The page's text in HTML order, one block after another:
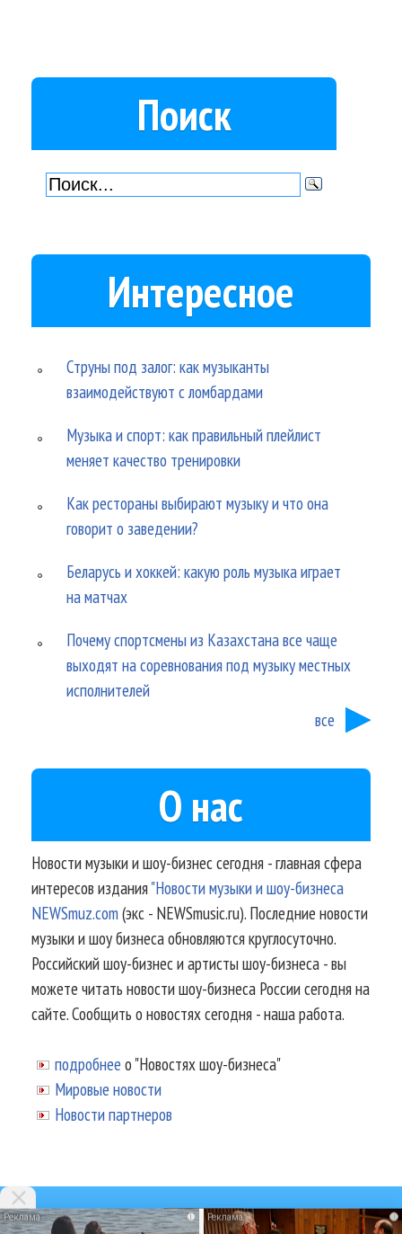
Поиск
Интересное
Струны под залог: как музыканты
взаимодействуют с ломбардами
Музыка и спорт: как правильный плейлист
меняет качество тренировки
Как рестораны выбирают музыку и что она
говорит о заведении?
Беларусь и хоккей: какую роль музыка играет
на матчах
Почему спортсмены из Казахстана все чаще
выходят на соревнования под музыку местных
исполнителей
все
О нас
Новости музыки и шоу-бизнес сегодня - главная сфера
интересов издания"Новости музыки и шоу-бизнеса
NEWSmuz.com(экс - NEWSmusic.ru). Последние новости
музыки и шоу бизнеса обновляются круглосуточно.
Российский шоу-бизнес и артисты шоу-бизнеса - вы
можете читать новости шоу-бизнеса России сегодня на
сайте. Сообщить о новостях сегодня - наша работа.
подробнее о "Новостях шоу-бизнеса"
Мировые новости
Новости партнеров
i i